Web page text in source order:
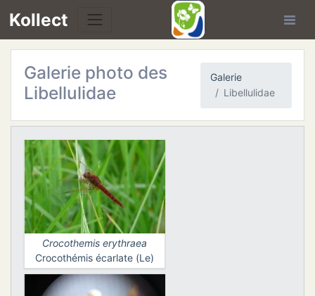
Kollect
Galerie photo des
Libellulidae
Galerie
Libellulidae
Crocothemis erythraea
Crocothémis écarlate (Le)